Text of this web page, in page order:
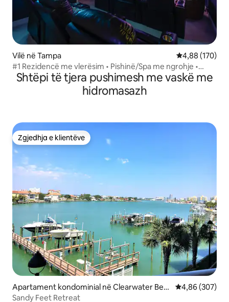
Vilë në Tampa Vlerësimi
4,88 (170)
#1 Rezidencë me vlerësim • Pishinë/Spa me ngrohje •
Teatër • Palestër
Shtëpi të tjera pushimesh me vaskë me
hidromasazh
Zgjedhja e klientëve
Zgjedhja e klientëve
Apartament kondominial në Clearwater Bea
ch
Vlerësimi
4,86 (307)
Sandy Feet Retreat